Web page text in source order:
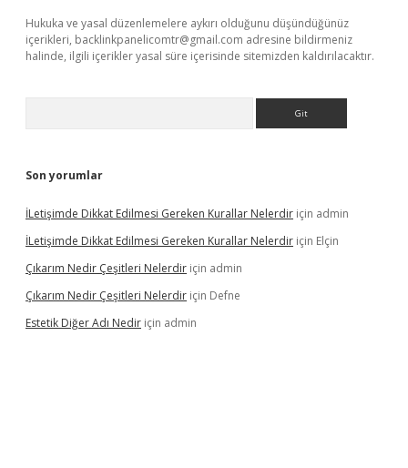
Hukuka ve yasal düzenlemelere aykırı olduğunu düşündüğünüz
içerikleri, backlinkpanelicomtr@gmail.com adresine bildirmeniz
halinde, ilgili içerikler yasal süre içerisinde sitemizden kaldırılacaktır.
Son yorumlar
İLetişimde Dikkat Edilmesi Gereken Kurallar Nelerdir için admin
İLetişimde Dikkat Edilmesi Gereken Kurallar Nelerdir için Elçin
Çıkarım Nedir Çeşitleri Nelerdir için admin
Çıkarım Nedir Çeşitleri Nelerdir için Defne
Estetik Diğer Adı Nedir için admin